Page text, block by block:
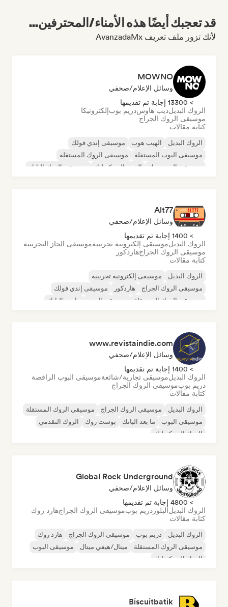
قد تعجبك أيضًا هذه الأمناء/المحترفين...
لأنك تزور ملف تعريف AvanzadaMx
MOWNO
وسائل الإعلام/صحفي
> 13300 إجابة تم تقديمها
الروك البديلديب هاوسدريم بوبإلكترونيكا
موسيقى الروك الجراج
كتابة مقالات
الروك البديل الهيب هوب
موسيقى إندي فولك
موسيقى البوب المستقلة
موسيقى الروك المستقلة
موسيقى البوب روك
البوب السيكديليك موسيقى الروك البانك
Alt77
وسائل الإعلام/صحفي
> 1400 إجابة تم تقديمها
الروك البديلموسيقى إلكترونية تجريبيةموسيقى الجاز التجريبية
موسيقى الروك الجراجهاردكور
كتابة مقالات
الروك البديل
موسيقى إلكترونية تجريبية
موسيقى الروك الجراج
هاردكور
موسيقى إندي فولك
موسيقى الروك المستقلة
موسيقى البوب ما بعد البانك
www.revistaindie.com
وسائل الإعلام/صحفي
> 1400 إجابة تم تقديمها
الروك البديلموسيقى تجارية/شائعةموسيقى البوب الراقصة
دريم بوبموسيقى الروك الجراج
كتابة مقالات
الروك البديل موسيقى الروك الجراج
موسيقى الروك المستقلة
موسيقى البوب
ما بعد البانك بوست روك
الروك التقدمي
الروك السيكديليك
Global Rock Underground
وسائل الإعلام/صحفي
> 4800 إجابة تم تقديمها
الروك البديلالبلوز دريم بوبموسيقى الروك الجراجهارد روك
كتابة مقالات
الروك البديل دريم بوب موسيقى الروك الجراج
هارد روك
موسيقى الروك المستقلة
ميتال/هيفي ميتال
موسيقى البوب
الروك السيكديليك
Biscuitbatik